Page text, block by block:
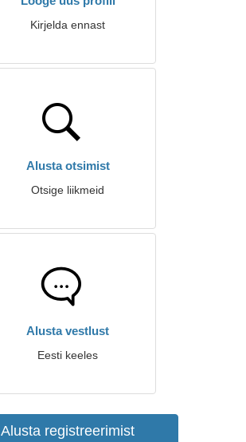
Kirjelda ennast
Alusta otsimist
Otsige liikmeid
Alusta vestlust
Eesti keeles
Alusta registreerimist